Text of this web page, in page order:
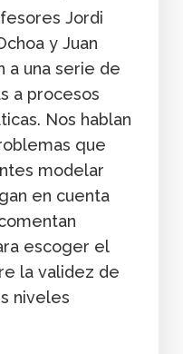
Jordi
y Juan
a una serie de
a procesos
Nos hablan
que
modelar
en cuenta
escoger el
la validez de
niveles